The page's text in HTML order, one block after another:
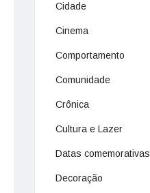
Cidade
Cinema
Comportamento
Comunidade
Crônica
Cultura e Lazer
Datas comemorativas
Decoração